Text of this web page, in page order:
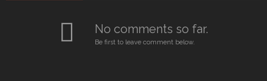
No comments so far.
Be first to leave comment below.